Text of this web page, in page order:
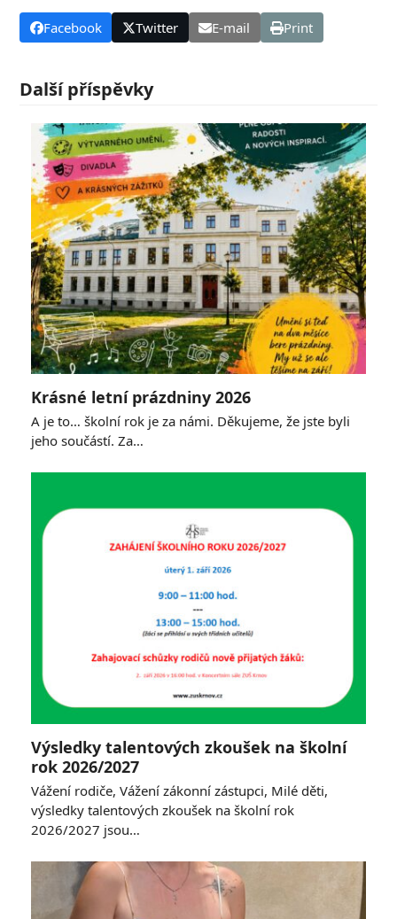
Facebook Twitter E-mail Print
Další příspěvky
Krásné letní prázdniny 2026
A je to… školní rok je za námi. Děkujeme, že jste byli
jeho součástí. Za…
Výsledky talentových zkoušek na školní
rok 2026/2027
Vážení rodiče, Vážení zákonní zástupci, Milé děti,
výsledky talentových zkoušek na školní rok
2026/2027 jsou…